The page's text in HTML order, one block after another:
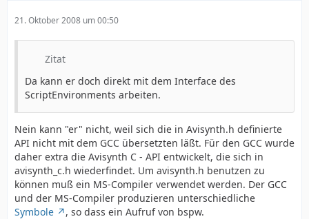
21. Oktober 2008 um 00:50
Zitat
Da kann er doch direkt mit dem Interface des
ScriptEnvironments arbeiten.
Nein kann "er" nicht, weil sich die in Avisynth.h definierte
API nicht mit dem GCC übersetzten läßt. Für den GCC wurde
daher extra die Avisynth C - API entwickelt, die sich in
avisynth_c.h wiederfindet. Um avisynth.h benutzen zu
können muß ein MS-Compiler verwendet werden. Der GCC
und der MS-Compiler produzieren unterschiedliche
Symbole
, so dass ein Aufruf von bspw.